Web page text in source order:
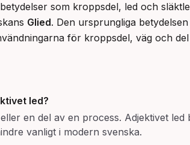
som kroppsdel, led och
Glied. Den ursprungliga
för kroppsdel, väg och
led?
en del av en process. Adjektivet
vanligt i modern svenska.